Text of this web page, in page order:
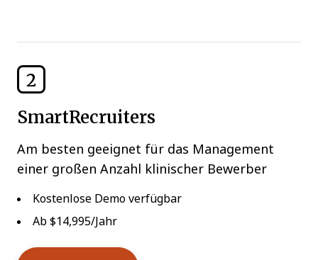
2
SmartRecruiters
Am besten geeignet für das Management
einer großen Anzahl klinischer Bewerber
Kostenlose Demo verfügbar
Ab $14,995/Jahr